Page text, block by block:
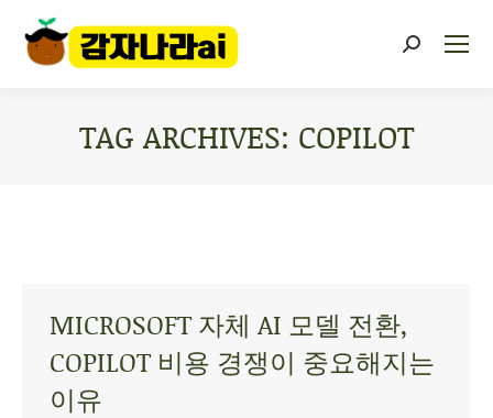
TAG ARCHIVES: COPILOT
MICROSOFT 자체 AI 모델 전환,
COPILOT 비용 경쟁이 중요해지는
이유